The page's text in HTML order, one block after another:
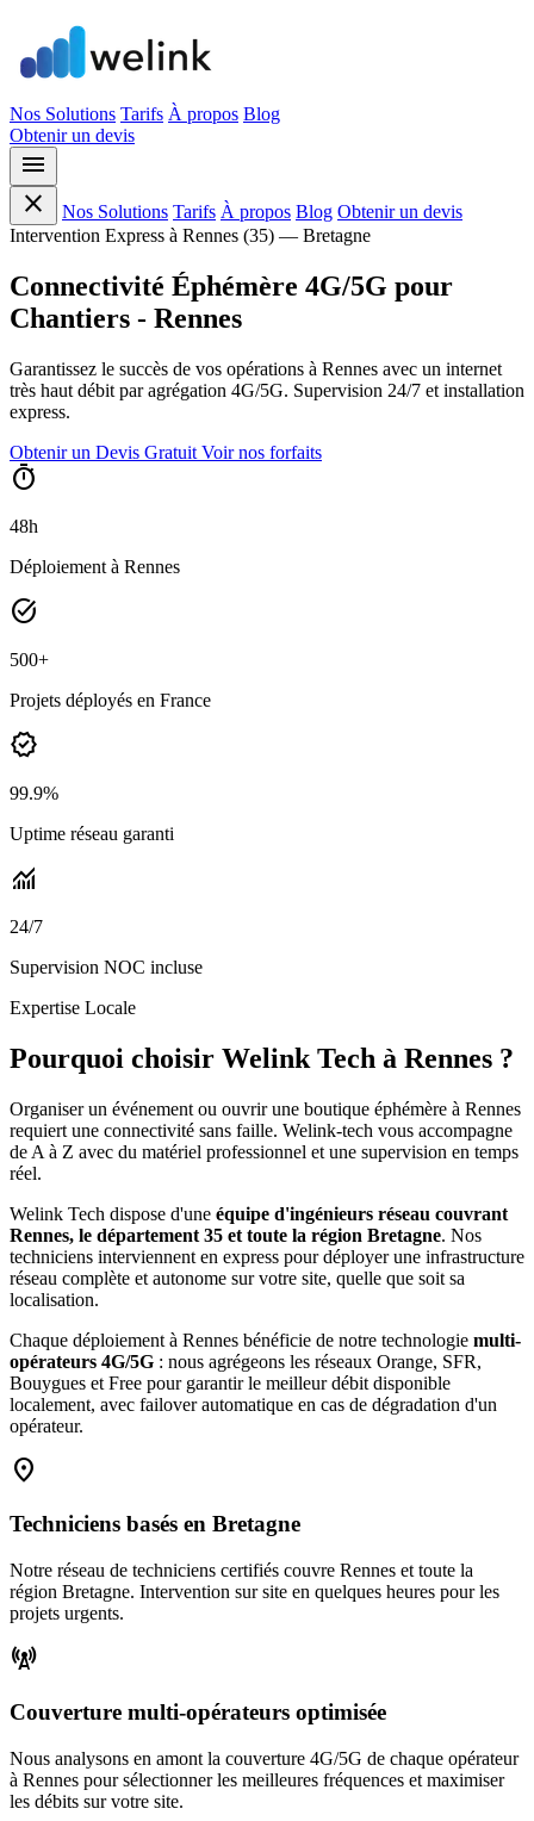
Nos Solutions Tarifs À propos Blog
Obtenir un devis
menu
close
Nos Solutions Tarifs À propos Blog Obtenir un devis
Intervention Express à Rennes (35) — Bretagne
Connectivité Éphémère 4G/5G pour
Chantiers - Rennes
Garantissez le succès de vos opérations à Rennes avec un internet
très haut débit par agrégation 4G/5G. Supervision 24/7 et installation
express.
Obtenir un Devis Gratuit Voir nos forfaits
timer
48h
Déploiement à Rennes
task_alt
500+
Projets déployés en France
verified
99.9%
Uptime réseau garanti
monitoring
24/7
Supervision NOC incluse
Expertise Locale
Pourquoi choisir Welink Tech à Rennes ?
Organiser un événement ou ouvrir une boutique éphémère à Rennes
requiert une connectivité sans faille. Welink-tech vous accompagne
de A à Z avec du matériel professionnel et une supervision en temps
réel.
Welink Tech dispose d'une équipe d'ingénieurs réseau couvrant
Rennes, le département 35 et toute la région Bretagne. Nos
techniciens interviennent en express pour déployer une infrastructure
réseau complète et autonome sur votre site, quelle que soit sa
localisation.
Chaque déploiement à Rennes bénéficie de notre technologie multi-
opérateurs 4G/5G : nous agrégeons les réseaux Orange, SFR,
Bouygues et Free pour garantir le meilleur débit disponible
localement, avec failover automatique en cas de dégradation d'un
opérateur.
location_on
Techniciens basés en Bretagne
Notre réseau de techniciens certifiés couvre Rennes et toute la
région Bretagne. Intervention sur site en quelques heures pour les
projets urgents.
cell_tower
Couverture multi-opérateurs optimisée
Nous analysons en amont la couverture 4G/5G de chaque opérateur
à Rennes pour sélectionner les meilleures fréquences et maximiser
les débits sur votre site.